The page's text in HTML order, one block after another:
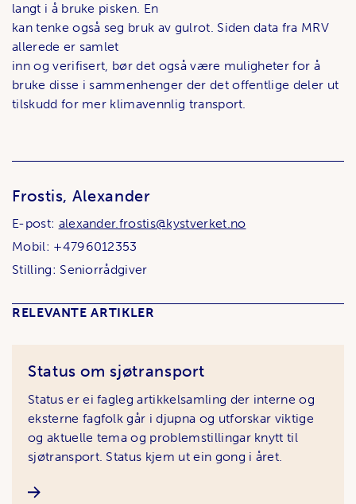
langt i å bruke pisken. En
kan tenke også seg bruk av gulrot. Siden data fra MRV
allerede er samlet
inn og verifisert, bør det også være muligheter for å
bruke disse i sammenhenger der det offentlige deler ut
tilskudd for mer klimavennlig transport.
Frostis, Alexander
E-post: alexander.frostis@kystverket.no
Mobil: +4796012353
Stilling: Seniorrådgiver
RELEVANTE ARTIKLER
Status om sjøtransport
Status er ei fagleg artikkelsamling der interne og
eksterne fagfolk går i djupna og utforskar viktige
og aktuelle tema og problemstillingar knytt til
sjøtransport. Status kjem ut ein gong i året.